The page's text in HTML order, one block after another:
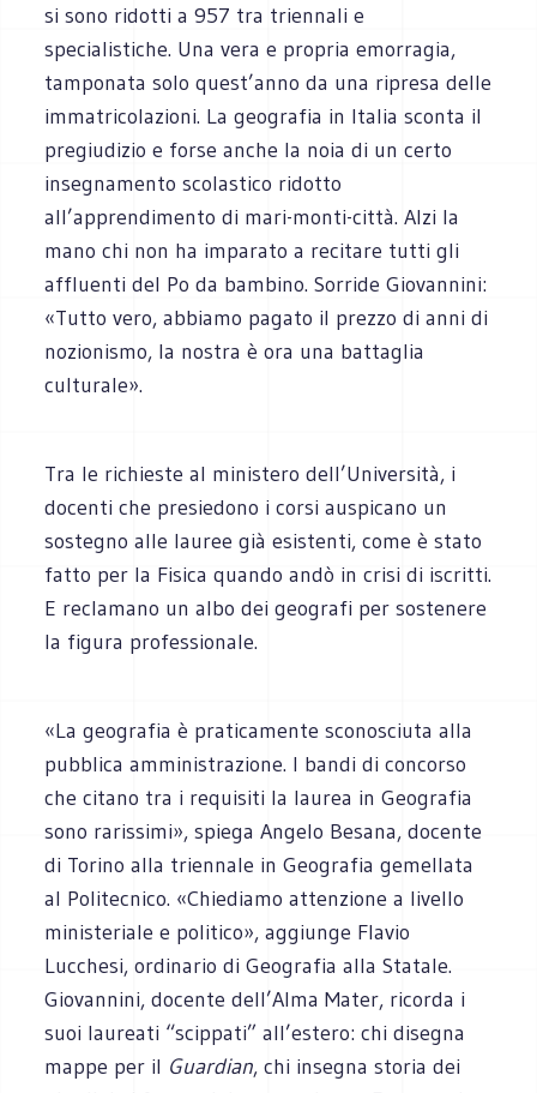
si sono ridotti a 957 tra triennali e
specialistiche. Una vera e propria emorragia,
tamponata solo quest’anno da una ripresa delle
immatricolazioni. La geografia in Italia sconta il
pregiudizio e forse anche la noia di un certo
insegnamento scolastico ridotto
all’apprendimento di mari-monti-città. Alzi la
mano chi non ha imparato a recitare tutti gli
affluenti del Po da bambino. Sorride Giovannini:
«Tutto vero, abbiamo pagato il prezzo di anni di
nozionismo, la nostra è ora una battaglia
culturale».
Tra le richieste al ministero dell’Università, i
docenti che presiedono i corsi auspicano un
sostegno alle lauree già esistenti, come è stato
fatto per la Fisica quando andò in crisi di iscritti.
E reclamano un albo dei geografi per sostenere
la figura professionale.
«La geografia è praticamente sconosciuta alla
pubblica amministrazione. I bandi di concorso
che citano tra i requisiti la laurea in Geografia
sono rarissimi», spiega Angelo Besana, docente
di Torino alla triennale in Geografia gemellata
al Politecnico. «Chiediamo attenzione a livello
ministeriale e politico», aggiunge Flavio
Lucchesi, ordinario di Geografia alla Statale.
Giovannini, docente dell’Alma Mater, ricorda i
suoi laureati “scippati” all’estero: chi disegna
mappe per il Guardian, chi insegna storia dei